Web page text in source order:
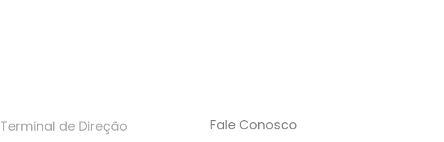
Terminal de Direção
Fale Conosco